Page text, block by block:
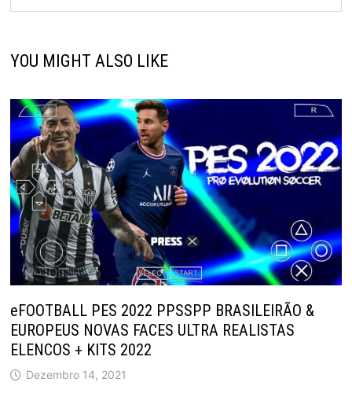
YOU MIGHT ALSO LIKE
eFOOTBALL PES 2022 PPSSPP BRASILEIRÃO &
EUROPEUS NOVAS FACES ULTRA REALISTAS
ELENCOS + KITS 2022
Dezembro 14, 2021